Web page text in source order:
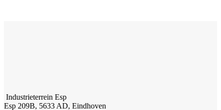
Industrieterrein Esp
Esp 209B, 5633 AD, Eindhoven